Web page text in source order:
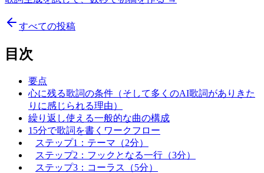
すべての投稿
目次
要点
心に残る歌詞の条件（そして多くのAI歌詞がありきた
りに感じられる理由）
繰り返し使える一般的な曲の構成
15分で歌詞を書くワークフロー
ステップ1：テーマ（2分）
ステップ2：フックとなる一行（3分）
ステップ3：コーラス（5分）